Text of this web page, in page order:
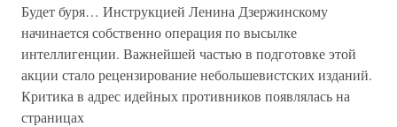
Будет буря… Инструкцией Ленина Дзержинскому
начинается собственно операция по высылке
интеллигенции. Важнейшей частью в подготовке этой
акции стало рецензирование небольшевистских изданий.
Критика в адрес идейных противников появлялась на
страницах